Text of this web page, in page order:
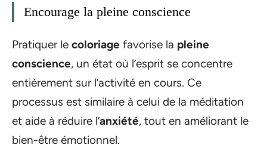
Encourage la pleine conscience
Pratiquer le coloriage favorise la pleine
conscience, un état où l’esprit se concentre
entièrement sur l’activité en cours. Ce
processus est similaire à celui de la méditation
et aide à réduire l’anxiété, tout en améliorant le
bien-être émotionnel.